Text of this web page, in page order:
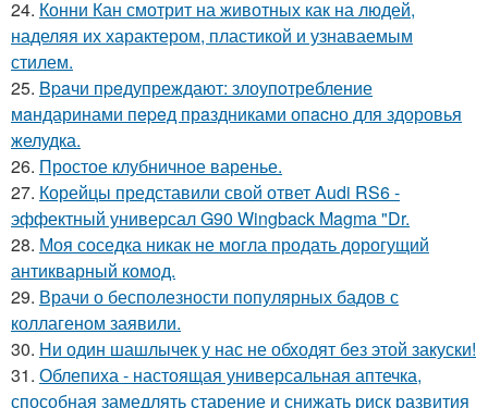
24. Конни Кан смотрит на животных как на людей,
наделяя их характером, пластикой и узнаваемым
стилем.
25. Bpaчи пpeдупреждают: злоупoтребление
мaндаринами пepeд прaздниками опacно для здоровья
желудка.
26. Простое клубничное варенье.
27. Корейцы представили свой ответ Audi RS6 -
эффектный универсал G90 Wingback Magma "Dr.
28. Моя соседка никак не могла продать дорогущий
антикварный комод.
29. Врачи о бесполезности популярных бадов с
коллагеном заявили.
30. Ни один шашлычек у нас не обходят без этой закуски!
31. Облепиха - настоящая универсальная аптечка,
способная замедлять старение и снижать риск развития